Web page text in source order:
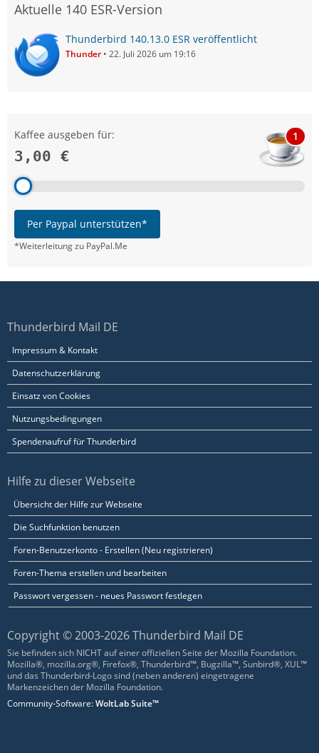
Aktuelle 140 ESR-Version
Thunderbird 140.13.0 ESR veröffentlicht
Thunder 22. Juli 2026 um 19:16
Kaffee ausgeben für:
3,00 €
1
Per Paypal unterstützen*
*Weiterleitung zu PayPal.Me
Thunderbird Mail DE
Impressum & Kontakt
Datenschutzerklärung
Einsatz von Cookies
Nutzungsbedingungen
Spendenaufruf für Thunderbird
Hilfe zu dieser Webseite
Übersicht der Hilfe zur Webseite
Die Suchfunktion benutzen
Foren-Benutzerkonto - Erstellen (Neu registrieren)
Foren-Thema erstellen und bearbeiten
Passwort vergessen - neues Passwort festlegen
Copyright © 2003-2026 Thunderbird Mail DE
Sie befinden sich NICHT auf einer offiziellen Seite der Mozilla Foundation.
Mozilla®, mozilla.org®, Firefox®, Thunderbird™, Bugzilla™, Sunbird®, XUL™
und das Thunderbird-Logo sind (neben anderen) eingetragene
Markenzeichen der Mozilla Foundation.
Community-Software:WoltLab Suite™